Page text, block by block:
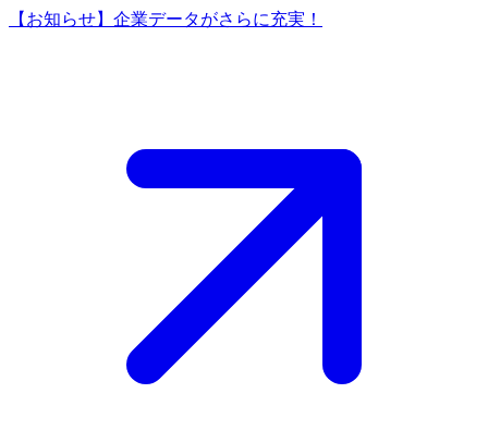
【お知らせ】企業データがさらに充実！